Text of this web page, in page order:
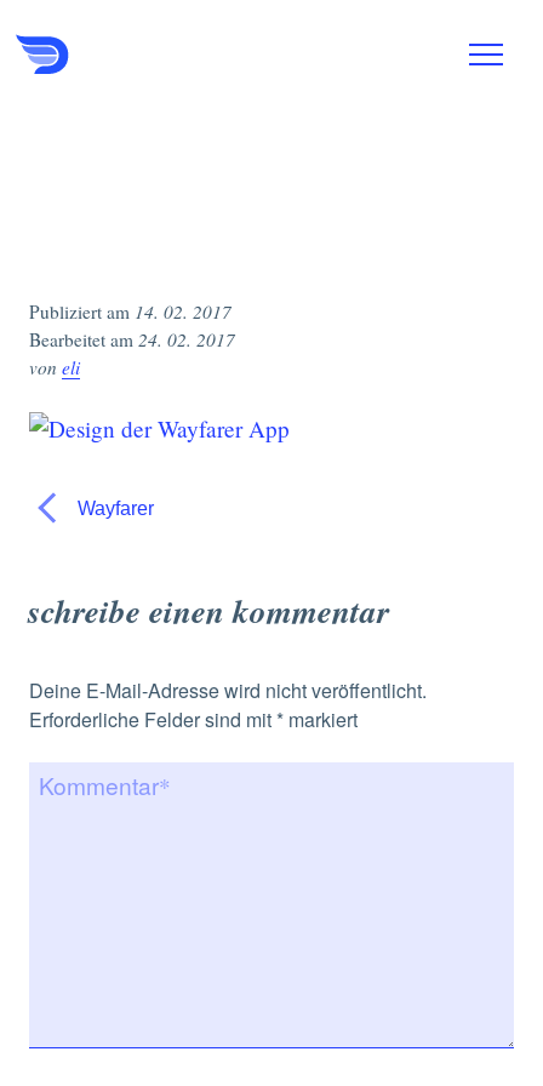
Publiziert am 14. 02. 2017
Bearbeitet am 24. 02. 2017
von eli
Wayfarer
schreibe einen kommentar
Deine E-Mail-Adresse wird nicht veröffentlicht.
Erforderliche Felder sind mit * markiert
Kommentar*